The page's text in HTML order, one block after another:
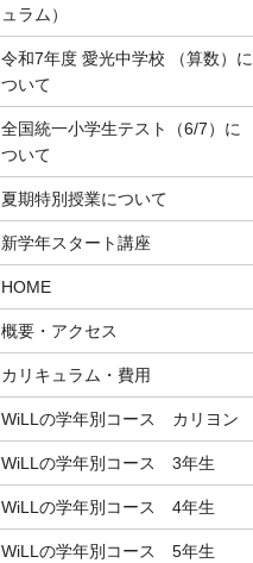
ュラム）
令和7年度 愛光中学校 （算数）に
ついて
全国統一小学生テスト（6/7）に
ついて
夏期特別授業について
新学年スタート講座
HOME
概要・アクセス
カリキュラム・費用
WiLLの学年別コース カリヨン
WiLLの学年別コース 3年生
WiLLの学年別コース 4年生
WiLLの学年別コース 5年生